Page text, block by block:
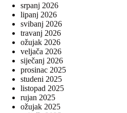
srpanj 2026
lipanj 2026
svibanj 2026
travanj 2026
ožujak 2026
veljača 2026
siječanj 2026
prosinac 2025
studeni 2025
listopad 2025
rujan 2025
ožujak 2025